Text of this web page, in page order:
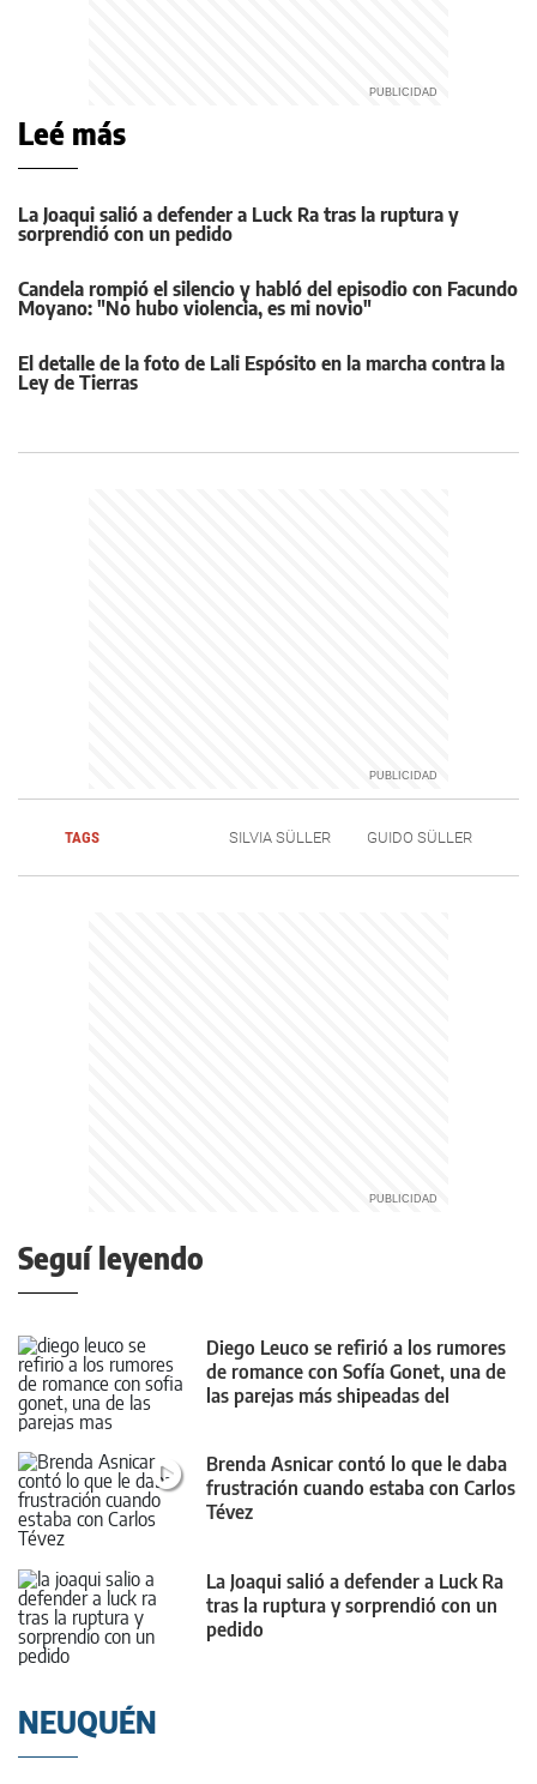
Leé más
La Joaqui salió a defender a Luck Ra tras la ruptura y
sorprendió con un pedido
Candela rompió el silencio y habló del episodio con Facundo
Moyano: "No hubo violencia, es mi novio"
El detalle de la foto de Lali Espósito en la marcha contra la
Ley de Tierras
TAGS SILVIA SÜLLER GUIDO SÜLLER
Seguí leyendo
Diego Leuco se refirió a los rumores
de romance con Sofía Gonet, una de
las parejas más shipeadas del
Brenda Asnicar contó lo que le daba
frustración cuando estaba con Carlos
Tévez
La Joaqui salió a defender a Luck Ra
tras la ruptura y sorprendió con un
pedido
NEUQUÉN